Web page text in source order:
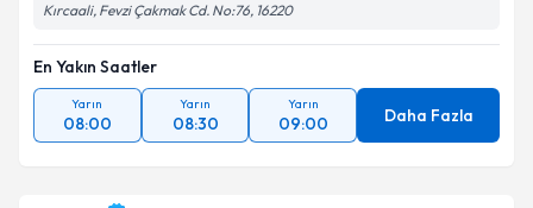
Kırcaali, Fevzi Çakmak Cd. No:76, 16220
En Yakın Saatler
Yarın
08:00
Yarın
08:30
Yarın
09:00 Daha Fazla